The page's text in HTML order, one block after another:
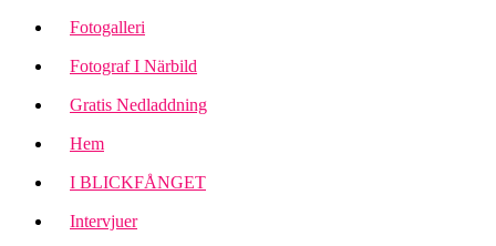
Fotogalleri
Fotograf I Närbild
Gratis Nedladdning
Hem
I BLICKFÅNGET
Intervjuer